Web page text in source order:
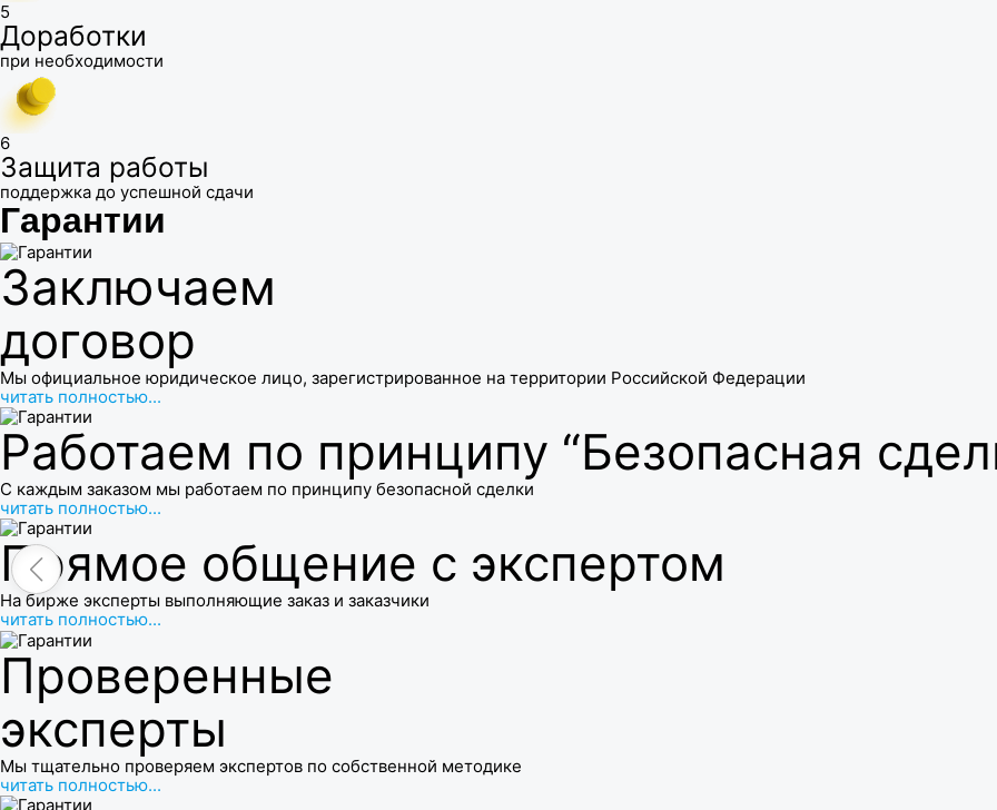
5
Доработки
при необходимости
6
Защита работы
поддержка до успешной сдачи
Гарантии
Заключаем
договор
Мы официальное юридическое лицо, зарегистрированное на территории Российской Федерации
читать полностью...
Работаем по принципу “Безопасная
С каждым заказом мы работаем по принципу безопасной сделки
читать полностью...
Прямое общение с экспертом
На бирже эксперты выполняющие заказ и заказчики
читать полностью...
Проверенные
эксперты
Мы тщательно проверяем экспертов по собственной методике
читать полностью...